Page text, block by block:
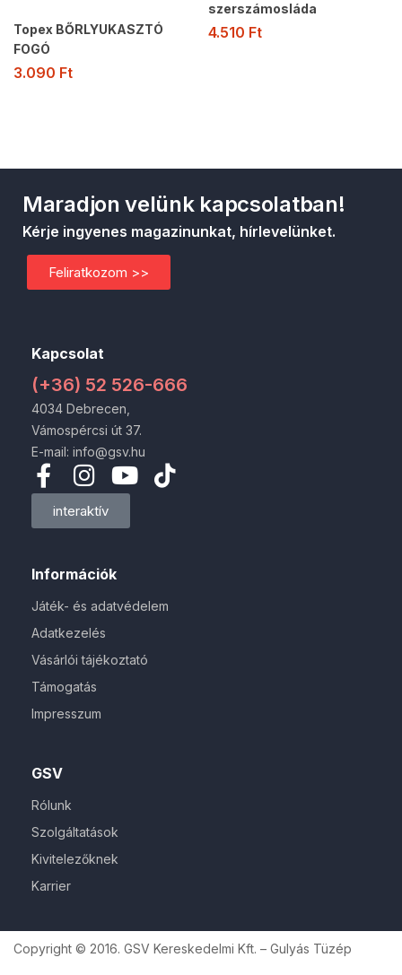
Topex BŐRLYUKASZTÓ
FOGÓ
3.090 Ft
szerszámosláda
4.510 Ft
GSV
Rólunk
Szolgáltatások
Kivitelezőknek
Karrier
Információk
Játék- és adatvédelem
Adatkezelés
Vásárlói tájékoztató
Támogatás
Impresszum
Kapcsolat
(+36) 52 526-666
4034 Debrecen,
Vámospércsi út 37.
E-mail: info@gsv.hu
interaktív
Maradjon velünk kapcsolatban!
Kérje ingyenes magazinunkat, hírlevelünket.
Feliratkozom >>
Copyright © 2016. GSV Kereskedelmi Kft. – Gulyás Tüzép